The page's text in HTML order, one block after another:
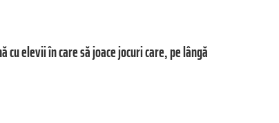
elevii în care să joace jocuri care, pe lângă